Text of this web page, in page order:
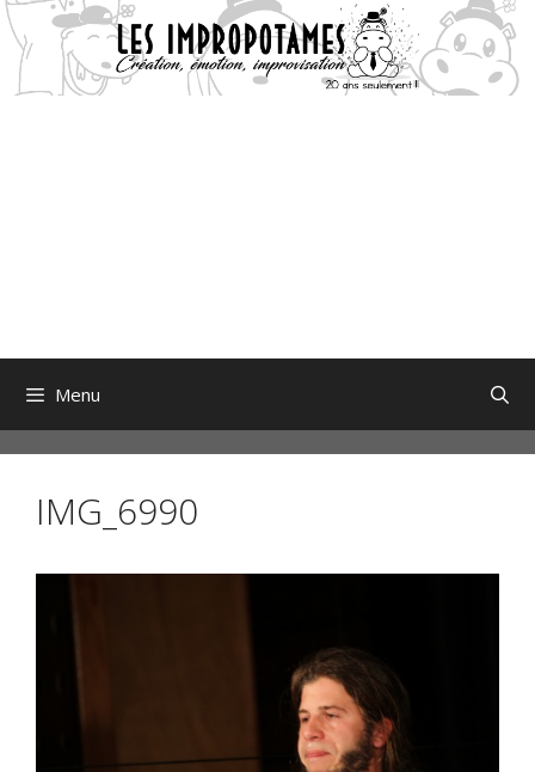
Aller
au
contenu
Menu
IMG_6990